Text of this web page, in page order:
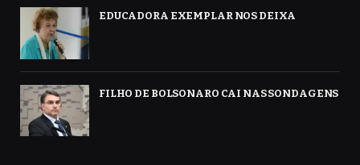
EDUCADORA EXEMPLAR NOS DEIXA
FILHO DE BOLSONARO CAI NAS SONDAGENS